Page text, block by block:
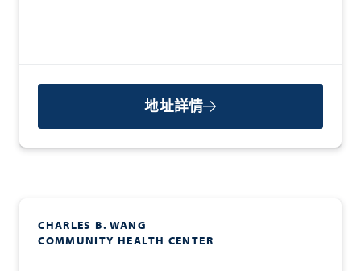
地址詳情
CHARLES B. WANG
COMMUNITY HEALTH CENTER